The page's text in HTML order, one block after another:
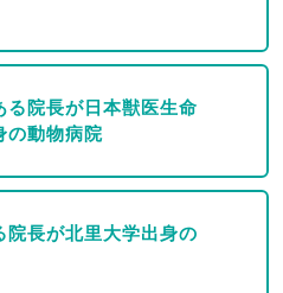
る院長が日本獣医生命
の動物病院
院長が北里大学出身の